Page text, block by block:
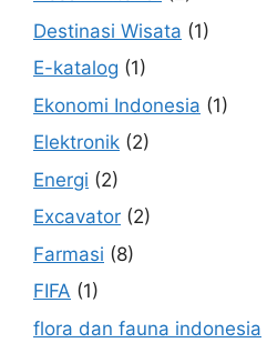
Destinasi Wisata (1)
E-katalog (1)
Ekonomi Indonesia (1)
Elektronik (2)
Energi (2)
Excavator (2)
Farmasi (8)
FIFA (1)
flora dan fauna indonesia